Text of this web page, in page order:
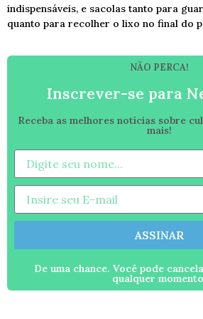
indispensáveis, e sacolas tanto para
quanto para recolher o lixo no final do
NÃO PERCA!
Inscrever-se para
Receba as melhores notícias sobre
mais!
ASSINAR
De uma chance. Você pode
qualquer